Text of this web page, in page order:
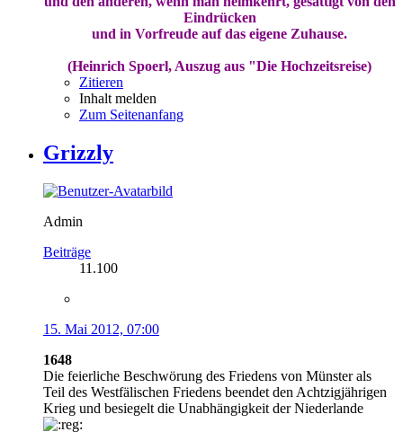
Eindrücken
und in Vorfreude auf das eigene Zuhause.
(Heinrich Spoerl, Auszug aus "Die Hochzeitsreise)
Zitieren
Inhalt melden
Zum Seitenanfang
Grizzly
Admin
Beiträge
11.100
15. Mai 2012, 07:00
1648
Die feierliche Beschwörung des Friedens von Münster als
Teil des Westfälischen Friedens beendet den Achtzigjährigen
Krieg und besiegelt die Unabhängigkeit der Niederlande